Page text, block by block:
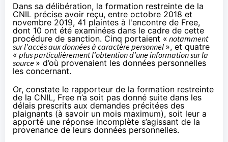
Dans sa délibération, la formation restreinte de la
CNIL précise avoir reçu, entre octobre 2018 et
novembre 2019, 41 plaintes à l'encontre de Free,
dont 10 ont été examinées dans le cadre de cette
procédure de sanction. Cinq portaient « notamment
sur l’accès aux données à caractère personnel », et quatre
« plus particulièrement l’obtention d’une information sur la
source» d’où provenaient les données personnelles
les concernant.
Or, constate le rapporteur de la formation restreinte
de la CNIL, Free n’a soit pas donné suite dans les
délais prescrits aux demandes précitées des
plaignants (à savoir un mois maximum), soit leur a
apporté une réponse incomplète s’agissant de la
provenance de leurs données personnelles.